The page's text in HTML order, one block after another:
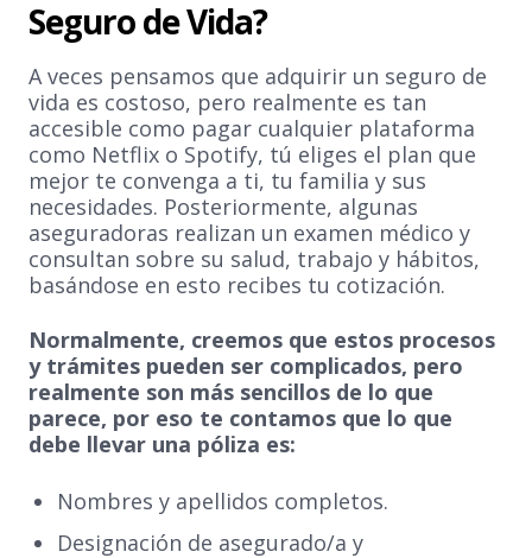
Seguro de Vida?
A veces pensamos que adquirir un seguro de
vida es costoso, pero realmente es tan
accesible como pagar cualquier plataforma
como Netflix o Spotify, tú eliges el plan que
mejor te convenga a ti, tu familia y sus
necesidades. Posteriormente, algunas
aseguradoras realizan un examen médico y
consultan sobre su salud, trabajo y hábitos,
basándose en esto recibes tu cotización.
Normalmente, creemos que estos procesos
y trámites pueden ser complicados, pero
realmente son más sencillos de lo que
parece, por eso te contamos que lo que
debe llevar una póliza es:
Nombres y apellidos completos.
Designación de asegurado/a y